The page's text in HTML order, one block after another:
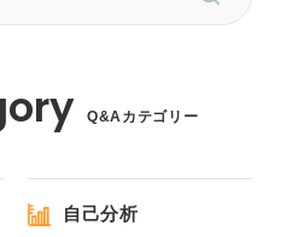
Q&Aカテゴリー
自己分析